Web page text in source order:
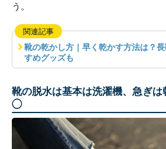
う。
関連記事
靴の乾かし方｜早く乾かす方法は？
すめグッズも
靴の脱水は基本は洗濯機、急ぎは
◯